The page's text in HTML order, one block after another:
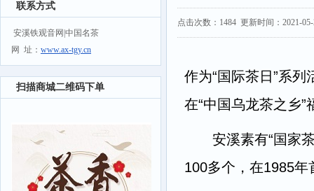
联系方式
安溪铁观音网|中国名茶
网 址： www.ax-tgy.cn
扫描商城二维码下单
点击次数： 1484 更新时间：2021-
作为“国际茶日”系
在“中国乌龙茶之乡”
安溪素有“国家茶
100多个，在1985